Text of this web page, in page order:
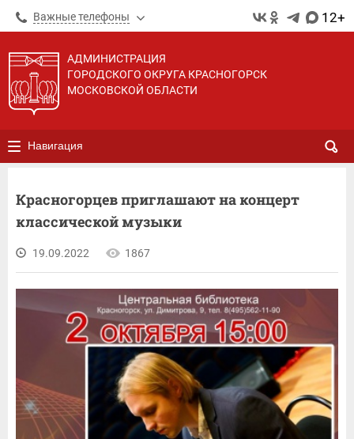
Важные телефоны 12+
АДМИНИСТРАЦИЯ
ГОРОДСКОГО ОКРУГА КРАСНОГОРСК
МОСКОВСКОЙ ОБЛАСТИ
Навигация
Красногорцев приглашают на концерт
классической музыки
19.09.2022 1867